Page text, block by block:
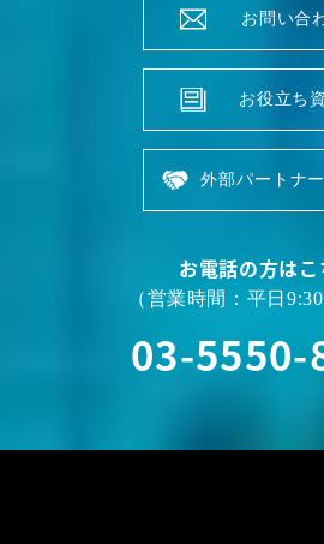
お問い合
お役立ち
外部パートナ
お電話の方はこ
（営業時間：平日9:30
03-5550-